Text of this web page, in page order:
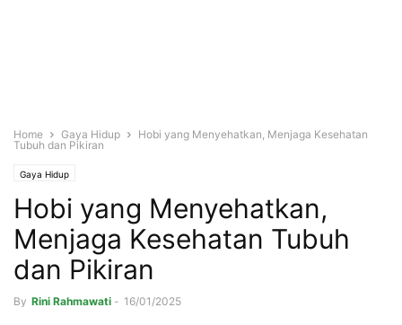
Home Gaya Hidup
Hobi yang Menyehatkan, Menjaga Kesehatan
Tubuh dan Pikiran
Gaya Hidup
Hobi yang Menyehatkan,
Menjaga Kesehatan Tubuh
dan Pikiran
By Rini Rahmawati - 16/01/2025